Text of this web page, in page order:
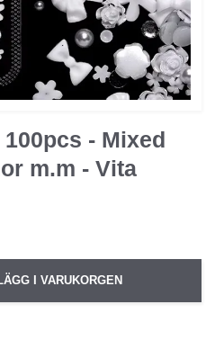
- Mixed
m.m - Vita
I VARUKORGEN